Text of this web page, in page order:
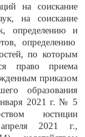
на соискание
на соискание
определению и
определению
по которым
право приема
приказом
образования
2021 г. № 5
юстиции
2021 г.,